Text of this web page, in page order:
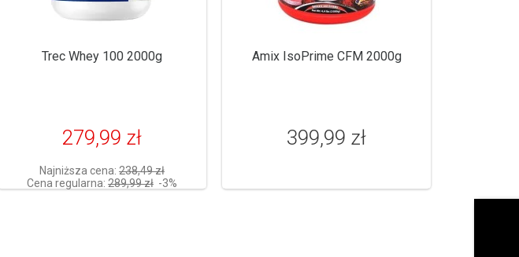
Trec Whey 100 2000g
279,99 zł
Najniższa cena: 238,49 zł
Cena regularna: 289,99 zł -3%
Amix IsoPrime CFM 2000g
399,99 zł